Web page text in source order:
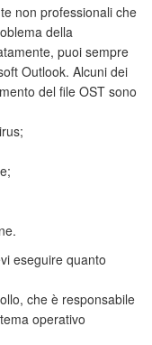
non professionali che
della
puoi sempre
Outlook. Alcuni dei
del file OST sono
eseguire quanto
che è responsabile
operativo